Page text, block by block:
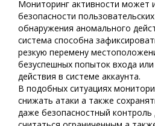
Мониторинг активности может
безопасности
обнаружения аномального
система способна
резкую перемену
безуспешных попыток входа
действия в системе аккаунта.
В подобных ситуациях
снижать атаки а также
даже безопасностный контроль